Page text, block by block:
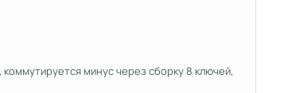
минус через сборку 8 ключей,